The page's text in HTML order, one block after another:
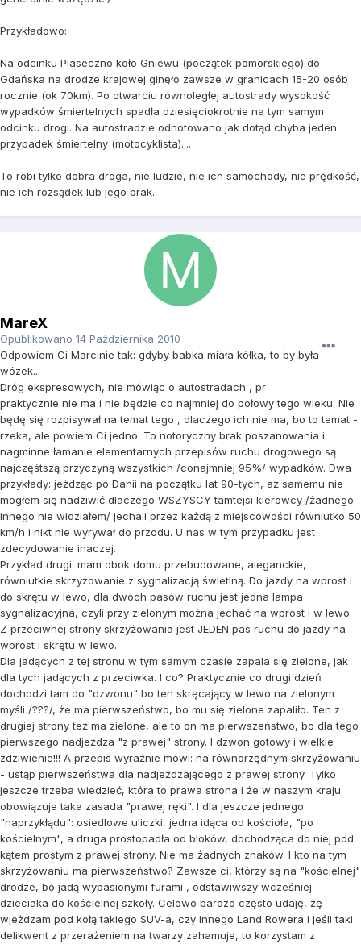
Przykładowo:
Na odcinku Piaseczno koło Gniewu (początek pomorskiego) do
Gdańska na drodze krajowej ginęło zawsze w granicach 15-20 osób
rocznie (ok 70km). Po otwarciu równoległej autostrady wysokość
wypadków śmiertelnych spadła dziesięciokrotnie na tym samym
odcinku drogi. Na autostradzie odnotowano jak dotąd chyba jeden
przypadek śmiertelny (motocyklista)....
To robi tylko dobra droga, nie ludzie, nie ich samochody, nie prędkość,
nie ich rozsądek lub jego brak.
MareX
Opublikowano 14 Października 2010
Odpowiem Ci Marcinie tak: gdyby babka miała kółka, to by była
wózek...
Dróg ekspresowych, nie mówiąc o autostradach , pr
praktycznie nie ma i nie będzie co najmniej do połowy tego wieku. Nie
będę się rozpisywał na temat tego , dlaczego ich nie ma, bo to temat -
rzeka, ale powiem Ci jedno. To notoryczny brak poszanowania i
nagminne łamanie elementarnych przepisów ruchu drogowego są
najczęśtszą przyczyną wszystkich /conajmniej 95%/ wypadków. Dwa
przykłady: jeżdząc po Danii na początku lat 90-tych, aż samemu nie
mogłem się nadziwić dlaczego WSZYSCY tamtejsi kierowcy /żadnego
innego nie widziałem/ jechali przez każdą z miejscowości równiutko 50
km/h i nikt nie wyrywał do przodu. U nas w tym przypadku jest
zdecydowanie inaczej.
Przykład drugi: mam obok domu przebudowane, aleganckie,
równiutkie skrzyżowanie z sygnalizacją świetlną. Do jazdy na wprost i
do skrętu w lewo, dla dwóch pasów ruchu jest jedna lampa
sygnalizacyjna, czyli przy zielonym można jechać na wprost i w lewo.
Z przeciwnej strony skrzyżowania jest JEDEN pas ruchu do jazdy na
wprost i skrętu w lewo.
Dla jadących z tej stronu w tym samym czasie zapala się zielone, jak
dla tych jadących z przeciwka. I co? Praktycznie co drugi dzień
dochodzi tam do "dzwonu" bo ten skręcający w lewo na zielonym
myśli /???/, że ma pierwszeństwo, bo mu się zielone zapaliło. Ten z
drugiej strony też ma zielone, ale to on ma pierwszeństwo, bo dla tego
pierwszego nadjeżdza "z prawej" strony. I dzwon gotowy i wielkie
zdziwienie!!! A przepis wyraźnie mówi: na równorzędnym skrzyżowaniu
- ustąp pierwszeństwa dla nadjeżdzającego z prawej strony. Tylko
jeszcze trzeba wiedzieć, która to prawa strona i że w naszym kraju
obowiązuje taka zasada "prawej ręki". I dla jeszcze jednego
"naprzykłądu": osiedlowe uliczki, jedna idąca od kościoła, "po
kościelnym", a druga prostopadła od bloków, dochodząca do niej pod
kątem prostym z prawej strony. Nie ma żadnych znaków. I kto na tym
skrzyżowaniu ma pierwszeństwo? Zawsze ci, którzy są na "kościelnej"
drodze, bo jadą wypasionymi furami , odstawiwszy wcześniej
dzieciaka do kościelnej szkoły. Celowo bardzo często udaję, żę
wjeżdzam pod kołą takiego SUV-a, czy innego Land Rowera i jeśli taki
delikwent z przerażeniem na twarzy zahamuje, to korzystam z